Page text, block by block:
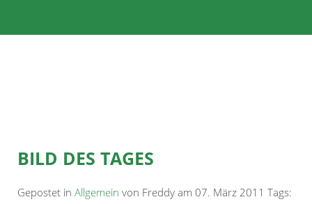
BILD DES TAGES
Gepostet in Allgemein von Freddy am 07. März 2011 Tags: